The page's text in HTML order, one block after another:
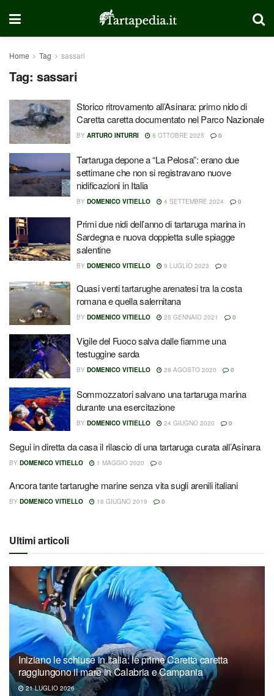
Home Tag sassari
Tag: sassari
Storico ritrovamento all’Asinara: primo nido di
Caretta caretta documentato nel Parco Nazionale
BY ARTURO INTURRI 8 OTTOBRE 2025 0
Tartaruga depone a “La Pelosa”: erano due
settimane che non si registravano nuove
nidificazioni in Italia
BY DOMENICO VITIELLO 4 SETTEMBRE 2024 0
Primi due nidi dell’anno di tartaruga marina in
Sardegna e nuova doppietta sulle spiagge
salentine
BY DOMENICO VITIELLO 9 LUGLIO 2023 0
Quasi venti tartarughe arenatesi tra la costa
romana e quella salernitana
BY DOMENICO VITIELLO 25 GENNAIO 2021 0
Vigile del Fuoco salva dalle fiamme una
testuggine sarda
BY DOMENICO VITIELLO 28 AGOSTO 2020 0
Sommozzatori salvano una tartaruga marina
durante una esercitazione
BY DOMENICO VITIELLO 24 GIUGNO 2020 0
Segui in diretta da casa il rilascio di una tartaruga curata all’Asinara
BY DOMENICO VITIELLO 1 MAGGIO 2020 0
Ancora tante tartarughe marine senza vita sugli arenili italiani
BY DOMENICO VITIELLO 18 GIUGNO 2019 0
Ultimi articoli
Iniziano le schiuse in Italia: le prime Caretta caretta
raggiungono il mare in Calabria e Campania
21 LUGLIO 2026